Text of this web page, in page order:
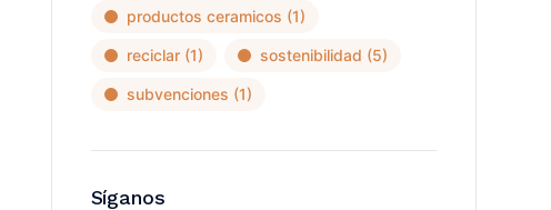
productos ceramicos (1)
reciclar(1) sostenibilidad (5)
subvenciones (1)
Síganos